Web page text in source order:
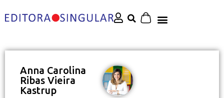
Anna Carolina
Ribas Vieira
Kastrup